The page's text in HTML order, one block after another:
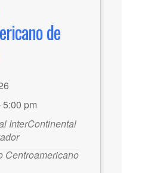
de
pm
InterContinental
Centroamericano